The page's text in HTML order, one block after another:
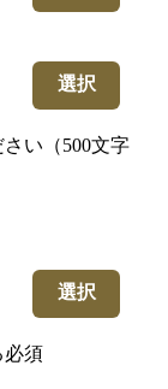
選択
い（500文字
選択
必須